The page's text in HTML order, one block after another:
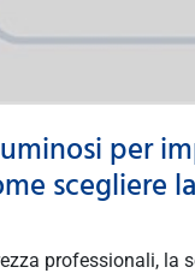
per
scegliere
professionali, la